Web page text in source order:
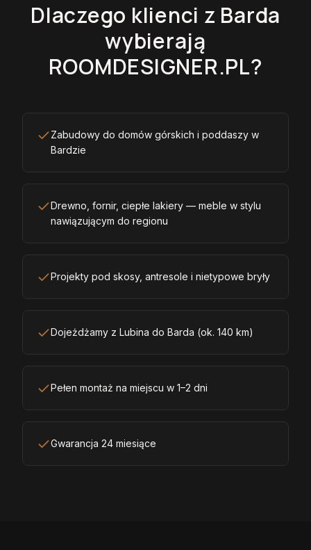
Dlaczego klienci z Barda
wybierają
ROOMDESIGNER.PL?
Zabudowy do domów górskich i poddaszy w
Bardzie
Drewno, fornir, ciepłe lakiery — meble w stylu
nawiązującym do regionu
Projekty pod skosy, antresole i nietypowe bryły
Dojeżdżamy z Lubina do Barda (ok. 140 km)
Pełen montaż na miejscu w 1–2 dni
Gwarancja 24 miesiące